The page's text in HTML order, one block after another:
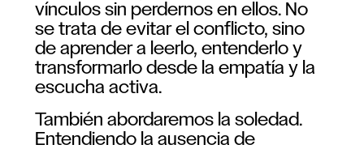
vínculos sin perdernos en ellos. No
se trata de evitar el conflicto, sino
de aprender a leerlo, entenderlo y
transformarlo desde la empatía y la
escucha activa.
También abordaremos la soledad.
Entendiendo la ausencia de